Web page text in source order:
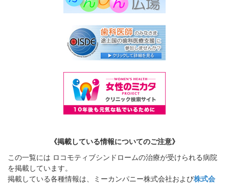
《掲載している情報についてのご注意》
この一覧には ロコモティブシンドロームの治療が受けられる病院
を掲載しています。
掲載している各種情報は、ミーカンパニー株式会社および株式会